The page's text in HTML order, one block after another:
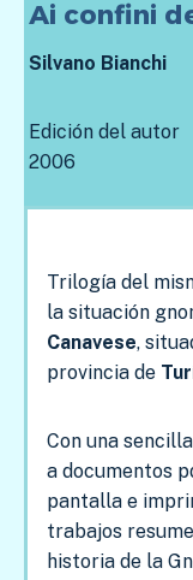
Ai confini
Silvano Bianchi
Edición del autor
2006
Trilogía del
la situación
Canavese,
provincia de
Con una
a documentos
pantalla e
trabajos
historia de la